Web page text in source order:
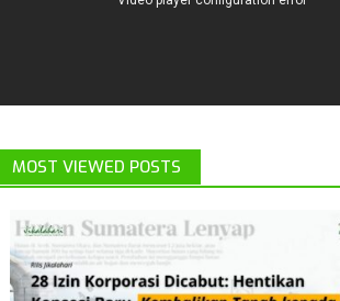
MOST VIEWED POSTS